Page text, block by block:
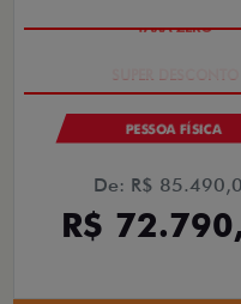
PESSOA FÍSICA
De: R$
R$